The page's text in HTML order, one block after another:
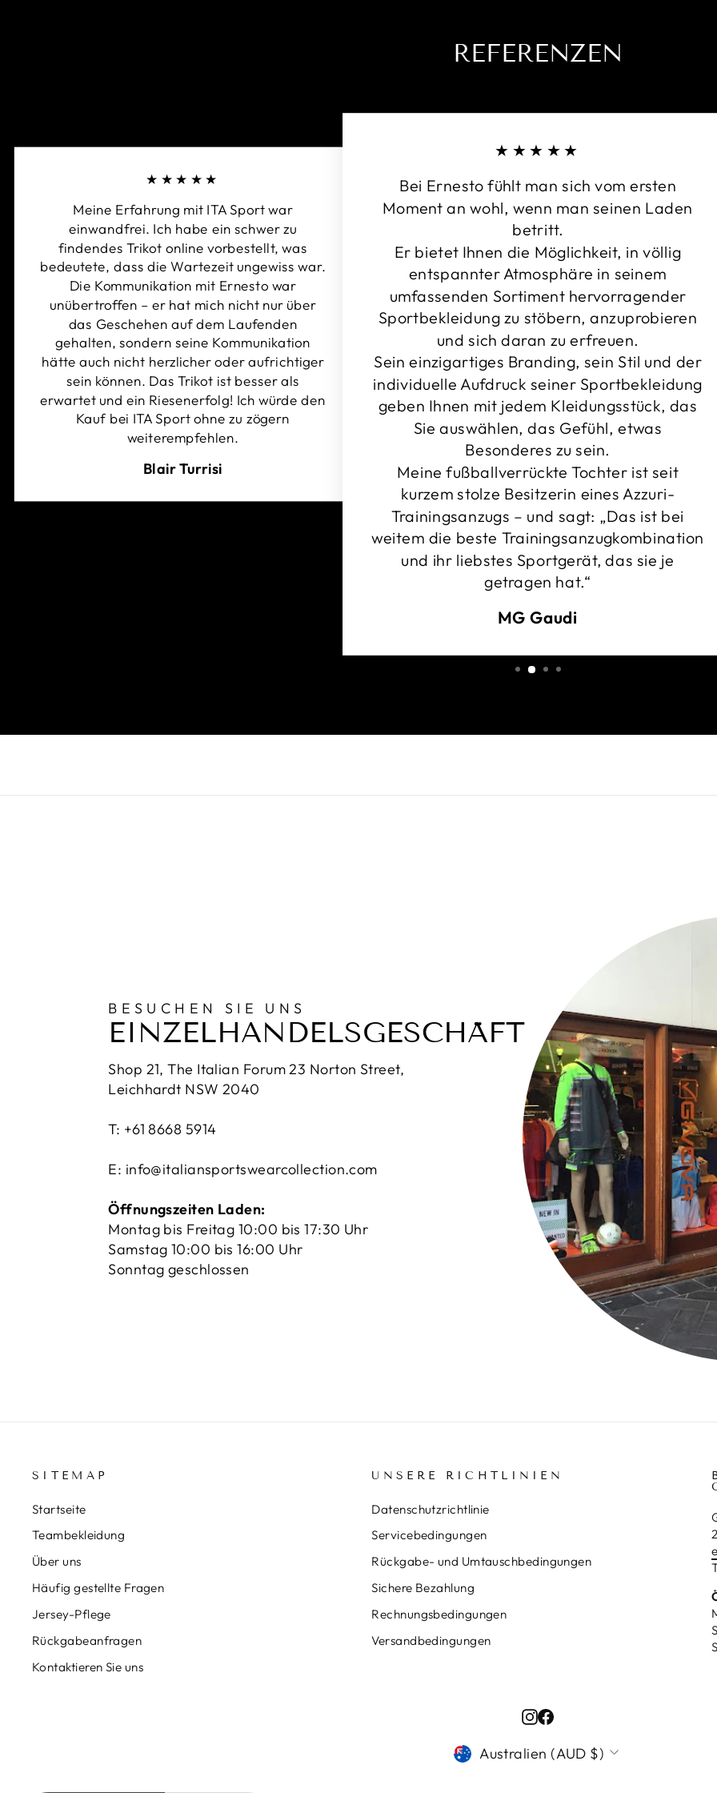
Handrückens hat
ergibt einen sehr
Grip: 3,5 mm
Schnitt: Negativ
Spines: 5
Passform:
REFERENZEN
★★★★★
Meine Erfahrung mit ITA Sport war
einwandfrei. Ich habe ein schwer zu
findendes Trikot online vorbestellt, was
bedeutete, dass die Wartezeit ungewiss war.
Die Kommunikation mit Ernesto war
unübertroffen – er hat mich nicht nur über
das Geschehen auf dem Laufenden
gehalten, sondern seine Kommunikation
hätte auch nicht herzlicher oder aufrichtiger
sein können. Das Trikot ist besser als
erwartet und ein Riesenerfolg! Ich würde den
Kauf bei ITA Sport ohne zu zögern
weiterempfehlen.
Blair Turrisi
★★★★★
Bei Ernesto fühlt man sich vom ersten
Moment an wohl, wenn man seinen Laden
betritt.
Er bietet Ihnen die Möglichkeit, in völlig
entspannter Atmosphäre in seinem
umfassenden Sortiment hervorragender
Sportbekleidung zu stöbern, anzuprobieren
und sich daran zu erfreuen.
Sein einzigartiges Branding, sein Stil und der
individuelle Aufdruck seiner Sportbekleidung
geben Ihnen mit jedem Kleidungsstück, das
Sie auswählen, das Gefühl, etwas
Besonderes zu sein.
Meine fußballverrückte Tochter ist seit
kurzem stolze Besitzerin eines Azzuri-
Trainingsanzugs – und sagt: „Das ist bei
weitem die beste Trainingsanzugkombination
und ihr liebstes Sportgerät, das sie je
getragen hat.“
MG Gaudi
BESUCHEN SIE UNS
EINZELHANDELSGESCHÄFT
Shop 21, The Italian Forum 23 Norton Street,
Leichhardt NSW 2040
T: +61 8668 5914
E: info@italiansportswearcollection.com
Öffnungszeiten Laden:
Montag bis Freitag 10:00 bis 17:30 Uhr
Samstag 10:00 bis 16:00 Uhr
Sonntag geschlossen
SITEMAP
Startseite
Teambekleidung
Über uns
Häufig gestellte Fragen
Jersey-Pflege
Rückgabeanfragen
Kontaktieren Sie uns
UNSERE RICHTLINIEN
Datenschutzrichtlinie
Servicebedingungen
Rückgabe- und Umtauschbedingungen
Sichere Bezahlung
Rechnungsbedingungen
Versandbedingungen
Instagram
Facebook
WÄHRUNG
Australien (AUD $)